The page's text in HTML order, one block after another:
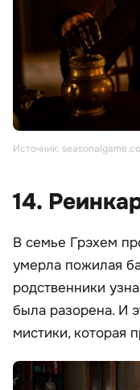
Источник:
14.
В семье Грэхем
умерла пожилая
родственники
была разорена. И
мистики, которая